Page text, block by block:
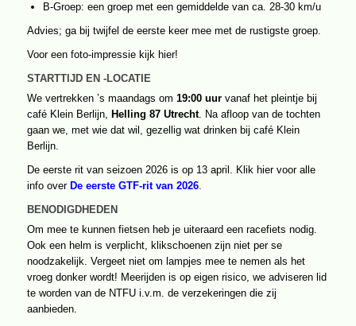
B-Groep: een groep met een gemiddelde van ca. 28-30 km/u
Advies; ga bij twijfel de eerste keer mee met de rustigste groep.
Voor een foto-impressie kijk hier!
STARTTIJD EN -LOCATIE
We vertrekken ’s maandags om 19:00 uur vanaf het pleintje bij
café Klein Berlijn, Helling 87 Utrecht. Na afloop van de tochten
gaan we, met wie dat wil, gezellig wat drinken bij café Klein
Berlijn.
De eerste rit van seizoen 2026 is op 13 april. Klik hiervoor alle
info over De eerste GTF-rit van 2026.
BENODIGDHEDEN
Om mee te kunnen fietsen heb je uiteraard een racefiets nodig.
Ook een helm is verplicht, klikschoenen zijn niet per se
noodzakelijk. Vergeet niet om lampjes mee te nemen als het
vroeg donker wordt! Meerijden is op eigen risico, we adviseren lid
te worden van de NTFU i.v.m. de verzekeringen die zij
aanbieden.